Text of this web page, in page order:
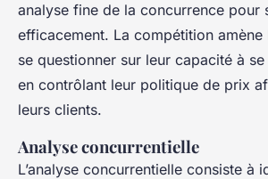
analyse fine de la concurrence pour
efficacement. La compétition amène
se questionner sur leur capacité à
en contrôlant leur politique de prix
leurs clients.
Analyse concurrentielle
L’analyse concurrentielle consiste à